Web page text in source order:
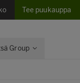
Tee puukauppa
Group